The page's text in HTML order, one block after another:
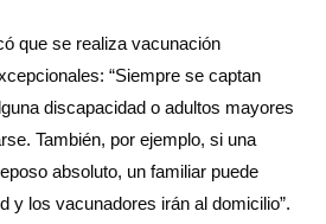
que se realiza vacunación
“Siempre se captan
discapacidad o adultos mayores
También, por ejemplo, si una
absoluto, un familiar puede
y los vacunadores irán al domicilio”.